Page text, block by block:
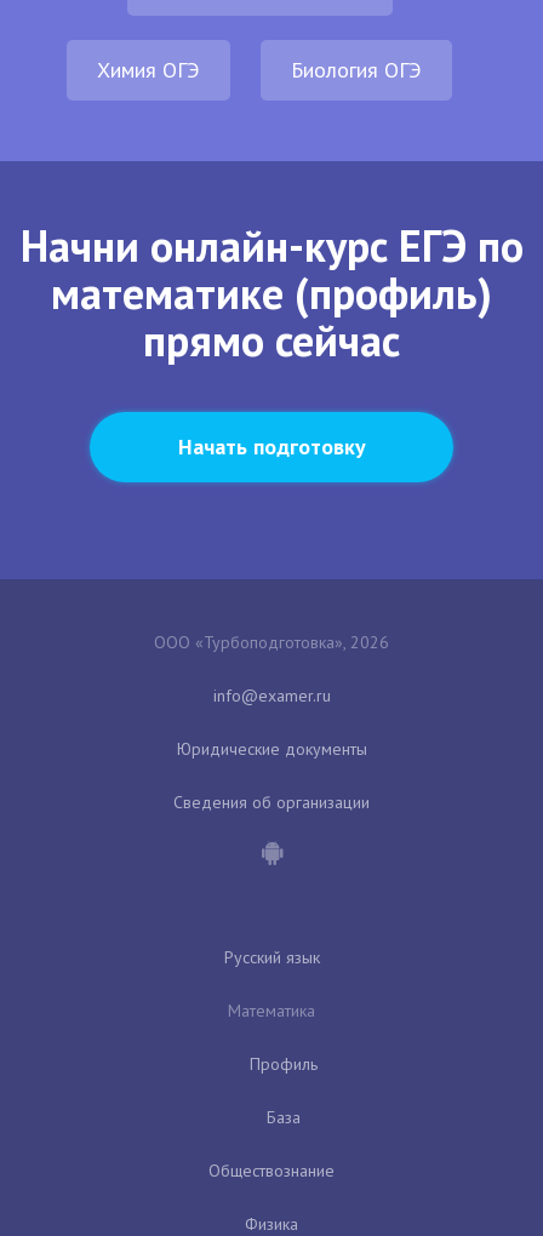
Химия ОГЭ Биология ОГЭ
Начни онлайн-курс ЕГЭ по
математике (профиль)
прямо сейчас
Начать подготовку
ООО «Турбоподготовка», 2026
Юридические документы
Сведения об организации
Русский язык
Математика
Профиль
База
Обществознание
Физика